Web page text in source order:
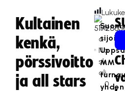
Kultainen
kenkä,
pörssivoitto
ja all stars
Te
a
Na
sk
ali
0
Suomi
sijoittui
MM-
yhden